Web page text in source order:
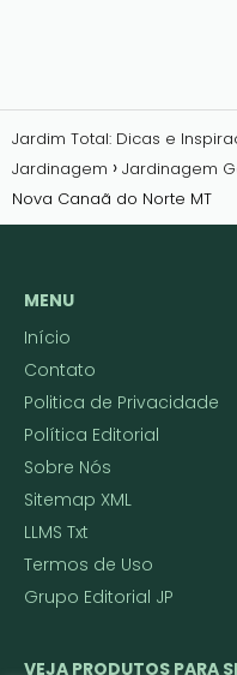
Jardim Total: Dicas e
Jardinagem
Jardinagem
Nova Canaã do Norte MT
MENU
Início
Contato
Politica de Privacidade
Política Editorial
Sobre Nós
Sitemap XML
LLMS Txt
Termos de Uso
Grupo Editorial JP
VEJA PRODUTOS PARA